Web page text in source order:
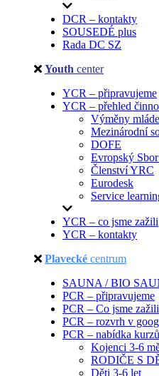
DCR – kontakty
SOUSEDÉ plus
Rada DC SZ
Youth center
YCR – připravujeme
YCR – přehled
Výměny
Mezinárodní
DOFE
Evropský
Členství YRC
Eurodesk
Service
YCR – co jsme zažili
YCR – kontakty
Plavecké centrum
SAUNA / BIO
PCR – připravujeme
PCR – Co jsme zažili
PCR – rozvrh v
PCR – nabídka kurzů
Kojenci 3-6
RODIČE S
Děti 3-6 let